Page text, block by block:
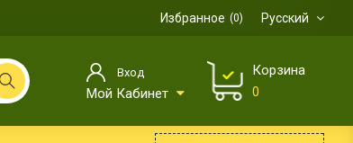
Русский
Избранное 0
Вход
Мой Кабинет
Корзина
0